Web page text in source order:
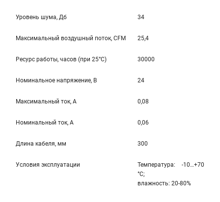
Уровень шума, Дб 34
Максимальный воздушный поток, CFM 25,4
Ресурс работы, часов (при 25°C) 30000
Номинальное напряжение, В 24
Максимальный ток, А 0,08
Номинальный ток, А 0,06
Длина кабеля, мм 300
Условия эксплуатации
Температура: -10…+70
°С;
влажность: 20-80%